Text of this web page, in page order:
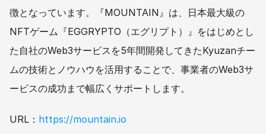
徴となっています。『MOUNTAIN』は、日本最大級の
NFTゲーム『EGGRYPTO（エグリプト）』をはじめとし
た自社のWeb3サービスを5年間開発してきたKyuzanチー
ムの技術とノウハウを活用することで、事業者のWeb3サ
ービスの成功まで幅広くサポートします。
URL： https://mountain.io